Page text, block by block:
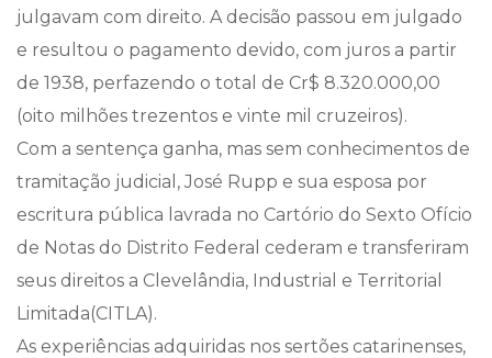
julgavam com direito. A decisão passou em julgado
e resultou o pagamento devido, com juros a partir
de 1938, perfazendo o total de Cr$ 8.320.000,00
(oito milhões trezentos e vinte mil cruzeiros).
Com a sentença ganha, mas sem conhecimentos de
tramitação judicial, José Rupp e sua esposa por
escritura pública lavrada no Cartório do Sexto Ofício
de Notas do Distrito Federal cederam e transferiram
seus direitos a Clevelândia, Industrial e Territorial
Limitada(CITLA).
As experiências adquiridas nos sertões catarinenses,